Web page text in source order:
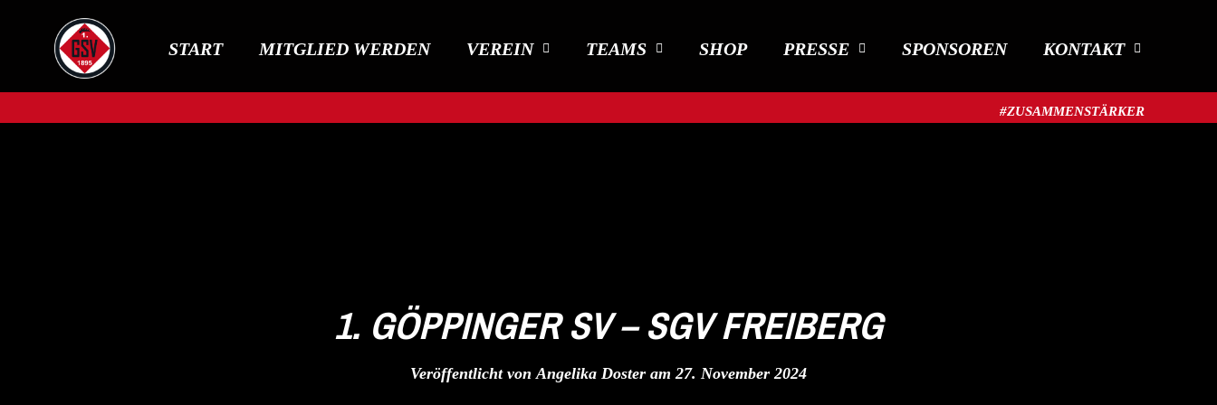
START MITGLIED WERDEN VEREIN TEAMS SHOP PRESSE SPONSOREN KONTAKT
#ZUSAMMENSTÄRKER​
1. GÖPPINGER SV – SGV FREIBERG
Veröffentlicht vonAngelika Doster am27. November 2024